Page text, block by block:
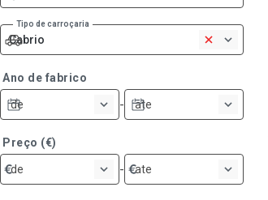
Tipo de carroçaria
Cabrio
Ano de fabrico
de - ate
Preço (€)
de - ate